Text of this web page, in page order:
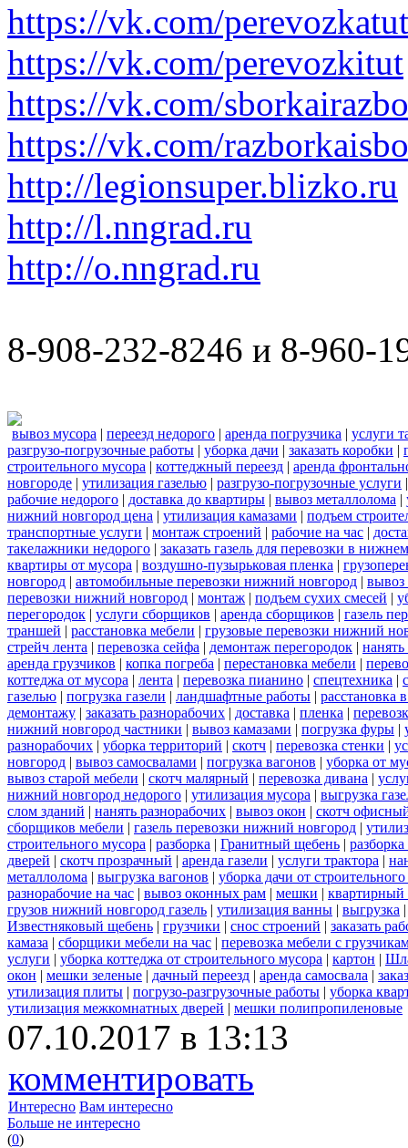
https://vk.com/perevozkatut
https://vk.com/perevozkitut
https://vk.com/
https://vk.com/
http://legionsuper.blizko.ru
http://l.nngrad.ru
http://o.nngrad.ru
8-908-232-8246 и 8-960-
вывоз мусора | переезд недорого | аренда погрузчика | услуги
разгрузо-погрузочные работы | уборка дачи | заказать коробки |
строительного мусора | коттеджный переезд | аренда
новгороде | утилизация газелью | разгрузо-погрузочные услуги
рабочие недорого | доставка до квартиры | вывоз металлолома |
нижний новгород цена | утилизация камазами | подъем
транспортные услуги | монтаж строений | рабочие на час |
такелажники недорого | заказать газель для перевозки в
квартиры от мусора | воздушно-пузырьковая пленка |
новгород | автомобильные перевозки нижний новгород | вывоз
перевозки нижний новгород | монтаж | подъем сухих смесей |
перегородок | услуги сборщиков | аренда сборщиков | газель
траншей | расстановка мебели | грузовые перевозки нижний
стрейч лента | перевозка сейфа | демонтаж перегородок |
аренда грузчиков | копка погреба | перестановка мебели |
коттеджа от мусора | лента | перевозка пианино | спецтехника |
газелью | погрузка газели | ландшафтные работы | расстановка
демонтажу | заказать разнорабочих | доставка | пленка |
нижний новгород частники | вывоз камазами | погрузка фуры |
разнорабочих | уборка территорий | скотч | перевозка стенки |
новгород | вывоз самосвалами | погрузка вагонов | уборка от
вывоз старой мебели | скотч малярный | перевозка дивана |
нижний новгород недорого | утилизация мусора | выгрузка
слом зданий | нанять разнорабочих | вывоз окон | скотч
сборщиков мебели | газель перевозки нижний новгород |
строительного мусора | разборка | Гранитный щебень |
дверей | скотч прозрачный | аренда газели | услуги трактора |
металлолома | выгрузка вагонов | уборка дачи от
разнорабочие на час | вывоз оконных рам | мешки | квартирный
грузов нижний новгород газель | утилизация ванны | выгрузка
Известняковый щебень | грузчики | снос строений | заказать
камаза | сборщики мебели на час | перевозка мебели с
услуги | уборка коттеджа от строительного мусора | картон |
окон | мешки зеленые | дачный переезд | аренда самосвала |
утилизация плиты | погрузо-разгрузочные работы | уборка
утилизация межкомнатных дверей | мешки полипропиленовые
07.10.2017 в 13:13
комментировать
Интересно Вам интересно
Больше не интересно
(0)